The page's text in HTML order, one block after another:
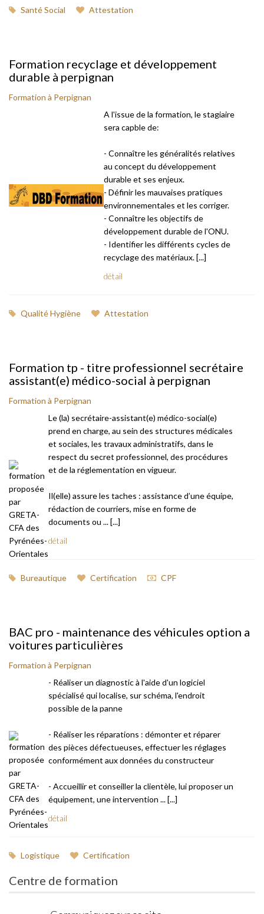
Santé Social Attestation
Formation recyclage et développement
durable à perpignan
Formation à Perpignan
A l'issue de la formation, le stagiaire
sera capble de:
- Connaître les généralités relatives
au concept du développement
durable et ses enjeux.
- Définir les mauvaises pratiques
environnementales et les corriger.
- Connaître les objectifs de
développement durable de l'ONU.
- Identifier les différents cycles de
recyclage des matériaux. [...]
détail
Qualité Hygiène Attestation
Formation tp - titre professionnel secrétaire
assistant(e) médico-social à perpignan
Formation à Perpignan
Le (la) secrétaire-assistant(e) médico-social(e)
prend en charge, au sein des structures médicales
et sociales, les travaux administratifs, dans le
respect du secret professionnel, des procédures
et de la réglementation en vigueur.
Il(elle) assure les taches : assistance d’une équipe,
rédaction de courriers, mise en forme de
documents ou ... [...]
détail
Bureautique Certification CPF
BAC pro - maintenance des véhicules option a
voitures particulières
Formation à Perpignan
- Réaliser un diagnostic à l'aide d'un logiciel
spécialisé qui localise, sur schéma, l'endroit
possible de la panne
- Réaliser les réparations : démonter et réparer
des pièces défectueuses, effectuer les réglages
conformément aux données du constructeur
- Accueillir et conseiller la clientèle, lui proposer un
équipement, une intervention ... [...]
détail
Logistique Certification
Centre de formation